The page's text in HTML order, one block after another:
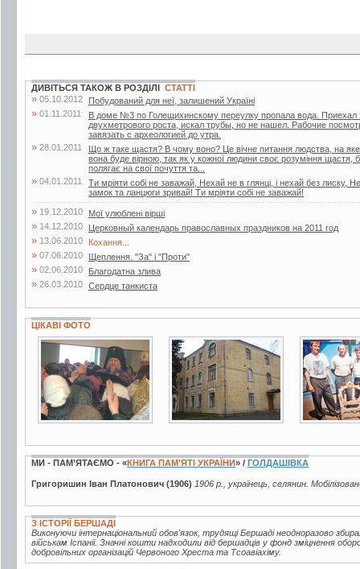
ДИВІТЬСЯ ТАКОЖ В РОЗДІЛІ СТАТТІ
» 05.10.2012 Побудований для неї, залишений Україні
» 01.11.2011
В доме №3 по Голещихинскому переулку пропала вода. Приехал
двухметрового роста, искал трубы, но не нашел. Рабочие
завязать с археологией до утра.
» 28.01.2011
Що ж таке щастя? В чому воно? Це вічне питання людства, на
вона буде вірною, так як у кожної людини своє розуміння щастя,
полягає на свої почуття та...
» 04.01.2011
Ти мріяти собі не заважай, Нехай не в глянці, і нехай без лиску,
замок та ланцюги зривай! Ти мріяти собі не заважай!
» 19.12.2010 Мої улюблені вірші
» 14.12.2010 Церковный календарь православных праздников на 2011 год
» 13.06.2010 Кохання...
» 07.06.2010 Щеплення. "За" і "Проти"
» 02.06.2010 Благодатна злива
» 26.03.2010 Сердце танкиста
ЦІКАВІ ФОТО
7 фото 4 фото 5 фото
МИ - ПАМ’ЯТАЄМО - «КНИГА ПАМ’ЯТІ УКРАЇНИ» / ГОЛДАШІВКА
Григоришин Іван Платонович (1906) 1906 р., українець, селянин.
З ІСТОРІЇ БЕРШАДІ
Виконуючи інтернаціональний обов'язок, трудящі Бершаді неодноразово
військам Іспанії. Значні кошти надходили від бершадців у фонд зміцнення
добровільних організацій Червоного Хреста та Тсоавіахіму.